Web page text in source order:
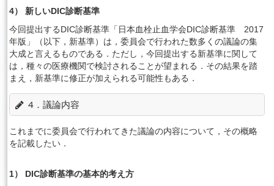
4） 新しいDIC診断基準
今回提出するDIC診断基準「日本血栓止血学会DIC診断基準 2017
年版」（以下，新基準）は，委員会で行われた数多くの議論の集
大成と言えるものである．ただし，今回提出する新基準に関して
は，種々の医療機関で検討されることが望まれる．その結果を踏
まえ，新基準に修正が加えられる可能性もある．
4．議論内容
これまでに委員会で行われてきた議論の内容について，その概略
を記載したい．
1） DIC診断基準の基本的考え方